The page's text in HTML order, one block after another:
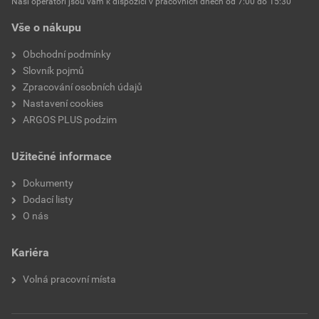
Vše o nákupu
Obchodní podmínky
Slovník pojmů
Zpracování osobních údajů
Nastavení cookies
ARGOS PLUS podzim
Užitečné informace
Dokumenty
Dodací listy
O nás
Kariéra
Volná pracovní místa